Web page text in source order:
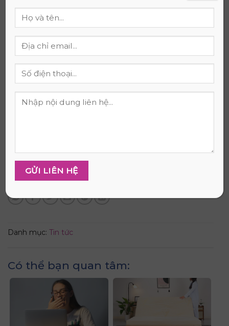
mang lại quyết định chính xác nhất cho cột sống và
giấc ngủ của bạn.
Kết luận
Giấc ngủ đóng vai trò nền tảng cho sức khỏe, nên
việc lựa chọn một chiếc nệm phù hợp với khí hậu
nóng ẩm Việt Nam sẽ giúp bạn và gia đình luôn cảm
thấy thoải mái và dễ chịu. Nếu bạn cần sự tư vấn kỹ
chăm sóc giấc ngủ của bạn, mang lại sự an tâm và
nguồn năng lượng tươi mới mỗi ngày.
Danh mục: Tin tức
Có thể bạn quan tâm: